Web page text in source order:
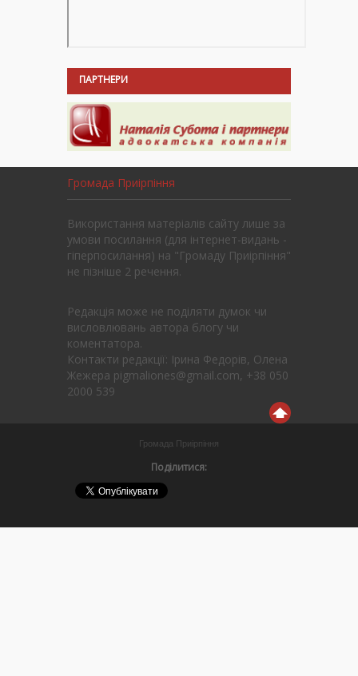
ПАРТНЕРИ
Громада Приірпіння
Використання матеріалів сайту лише за
умови посилання (для інтернет-видань -
гіперпосилання) на "Громаду Приірпіння"
не пізніше 2 речення.
Редакція може не поділяти думок чи
висловлювань автора блогу чи
коментатора.
Контакти редакції: Ірина Федорів, Олена
Жежера pigmaliones@gmail.com, +38 050
2000 539
Громада Приірпіння
Поділитися: